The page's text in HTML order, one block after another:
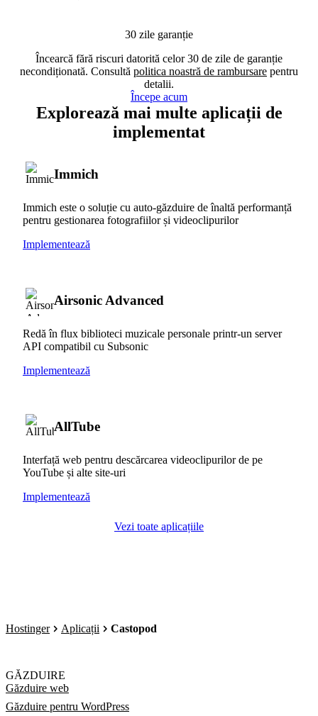
30 zile garanție
Încearcă fără riscuri datorită celor 30 de zile de garanție
necondiționată. Consultă politica noastră de rambursare pentru
detalii.
Începe acum
Explorează mai multe aplicații de
implementat
Immich
Immich este o soluție cu auto-găzduire de înaltă performanță
pentru gestionarea fotografiilor și videoclipurilor
Implementează
Airsonic Advanced
Redă în flux biblioteci muzicale personale printr-un server
API compatibil cu Subsonic
Implementează
AllTube
Interfață web pentru descărcarea videoclipurilor de pe
YouTube și alte site-uri
Implementează
Vezi toate aplicațiile
Hostinger Aplicații Castopod
GĂZDUIRE
Găzduire web
Găzduire pentru WordPress